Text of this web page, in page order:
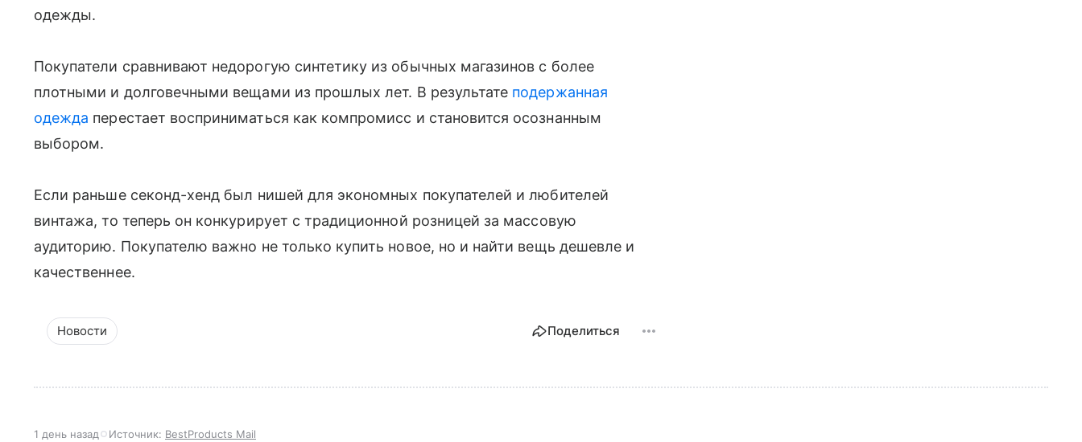
одежды.
Покупатели сравнивают недорогую синтетику из обычных магазинов с более
плотными и долговечными вещами из прошлых лет. В результате подержанная
одежда перестает восприниматься как компромисс и становится осознанным
выбором.
Если раньше секонд-хенд был нишей для экономных покупателей и любителей
винтажа, то теперь он конкурирует с традиционной розницей за массовую
аудиторию. Покупателю важно не только купить новое, но и найти вещь дешевле и
качественнее.
Новости Поделиться
1 день назад Источник: BestProducts Mail